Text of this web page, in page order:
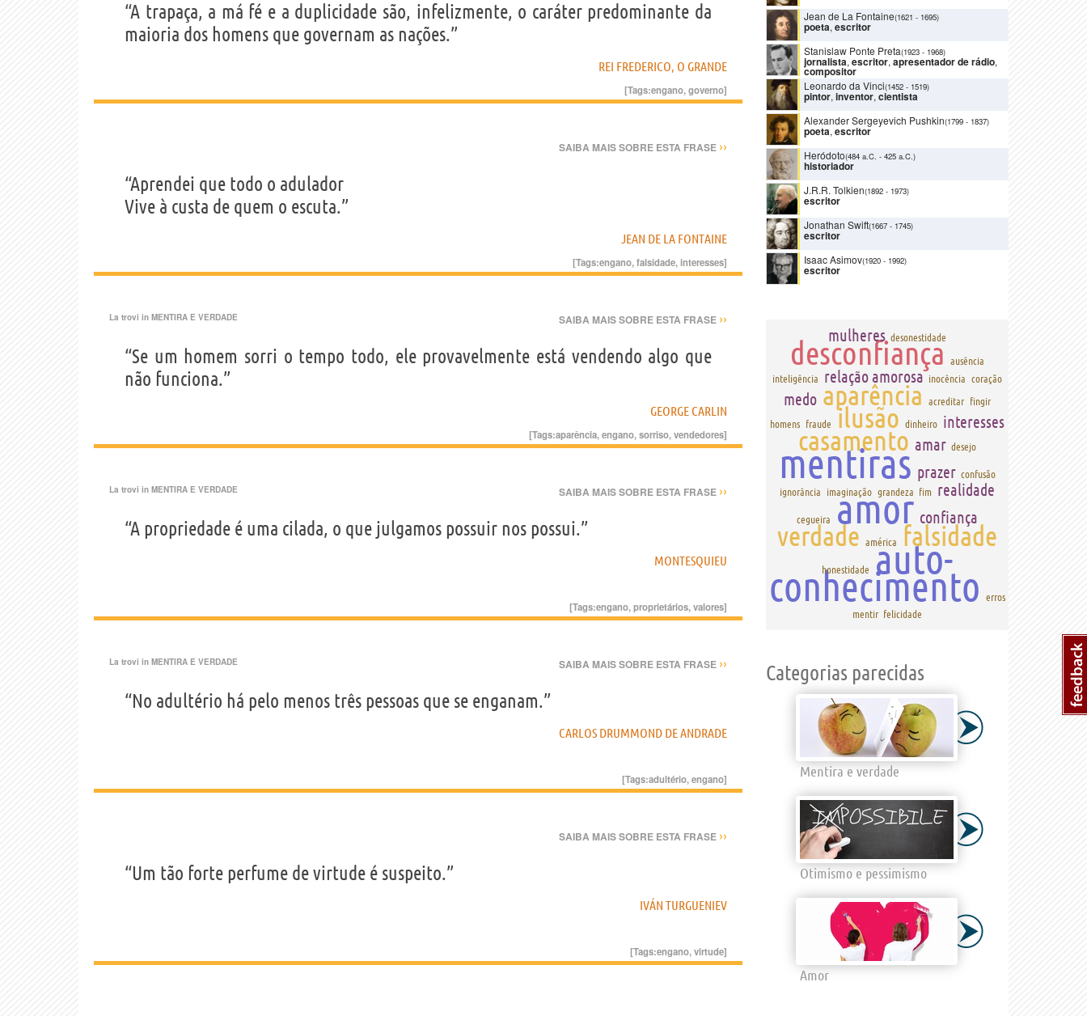
“A trapaça, a má fé e a duplicidade são, infelizmente, o caráter predominante da
maioria dos homens que governam as nações.”
REI FREDERICO, O GRANDE
[Tags:engano,governo]
SAIBA MAIS SOBRE ESTA FRASE ››
“Aprendei que todo o adulador
Vive à custa de quem o escuta.”
JEAN DE LA FONTAINE
[Tags:engano,falsidade,interesses]
La trovi in MENTIRA E VERDADE SAIBA MAIS SOBRE ESTA FRASE ››
“Se um homem sorri o tempo todo, ele provavelmente está vendendo algo que
não funciona.”
GEORGE CARLIN
[Tags:aparência,engano,sorriso,vendedores]
La trovi in MENTIRA E VERDADE SAIBA MAIS SOBRE ESTA FRASE ››
“A propriedade é uma cilada, o que julgamos possuir nos possui.”
MONTESQUIEU
[Tags:engano,proprietários,valores]
La trovi in MENTIRA E VERDADE SAIBA MAIS SOBRE ESTA FRASE ››
“No adultério há pelo menos três pessoas que se enganam.”
CARLOS DRUMMOND DE ANDRADE
[Tags:adultério,engano]
SAIBA MAIS SOBRE ESTA FRASE ››
“Um tão forte perfume de virtude é suspeito.”
IVÁN TURGUENIEV
[Tags:engano,virtude]
Jean de La Fontaine(1621 - 1695)
poeta, escritor
Stanislaw Ponte Preta(1923 - 1968)
jornalista, escritor, apresentador de rádio,
compositor
Leonardo da Vinci(1452 - 1519)
pintor, inventor, cientista
Alexander Sergeyevich Pushkin(1799 - 1837)
poeta, escritor
Heródoto(484 a.C. - 425 a.C.)
historiador
J.R.R. Tolkien(1892 - 1973)
escritor
Jonathan Swift(1667 - 1745)
escritor
Isaac Asimov(1920 - 1992)
escritor
mulheres desonestidade
desconfiança ausência
inteligência
relação amorosa inocência coração
medo aparência acreditar fingir
homens fraude ilusão dinheiro interesses
casamento amar desejo
mentiras prazer confusão
ignorância
imaginação grandeza fim realidade
cegueira amor confiança
verdade américa falsidade
honestidade auto-
conhecimento
erros
mentir felicidade
Categorias parecidas
Mentira e verdade
Otimismo e pessimismo
Amor